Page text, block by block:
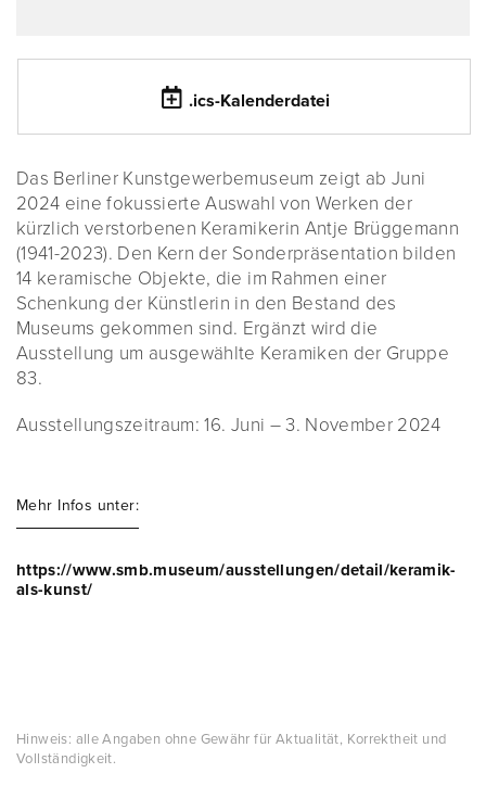
.ics-Kalenderdatei
Das Berliner Kunstgewerbemuseum zeigt ab Juni
2024 eine fokussierte Auswahl von Werken der
kürzlich verstorbenen Keramikerin Antje Brüggemann
(1941-2023). Den Kern der Sonderpräsentation bilden
14 keramische Objekte, die im Rahmen einer
Schenkung der Künstlerin in den Bestand des
Museums gekommen sind. Ergänzt wird die
Ausstellung um ausgewählte Keramiken der Gruppe
83.
Ausstellungszeitraum: 16. Juni – 3. November 2024
Mehr Infos unter:
https://www.smb.museum/ausstellungen/detail/keramik-
als-kunst/
Hinweis: alle Angaben ohne Gewähr für Aktualität, Korrektheit und
Vollständigkeit.